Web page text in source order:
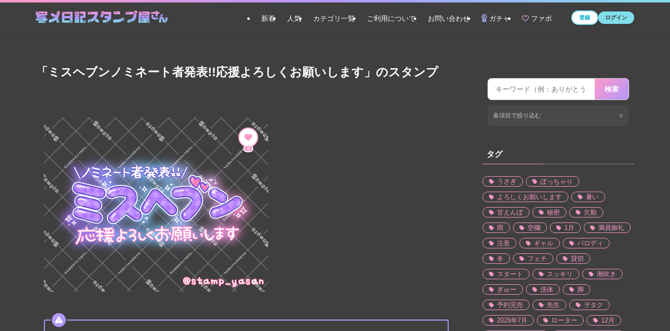
新着 人気 カテゴリ一覧 ご利用について お問い合わせ ガチャ ファボ 登録 ログイン
「ミスヘブンノミネート者発表!!応援よろしくお願いします」のスタンプ
0
検索
各項目で絞り込む ∨
タグ
うさぎ ぽっちゃり
よろしくお願いします 暑い
甘えんぼ 秘密 欠勤
雨 空欄 1月 満員御礼
注意 ギャル パロディ
冬 フェチ 貸切
スタート スッキリ 潮吹き
ぎゅー 洗体 脚
予約完売 先生 ヲタク
2026年7月 ローター 12月